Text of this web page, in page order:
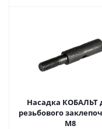
Насадка КОБАЛЬТ
резьбового
М8